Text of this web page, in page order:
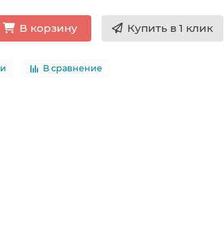
В корзину Купить в 1 клик
В сравнение